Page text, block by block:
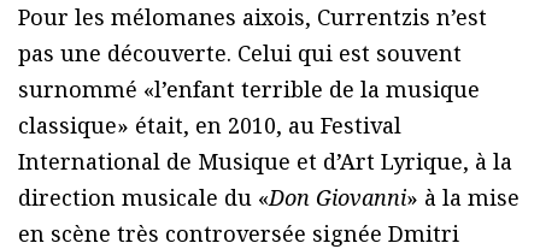
Pour les mélomanes aixois, Currentzis n’est
pas une découverte. Celui qui est souvent
surnommé «l’enfant terrible de la musique
classique» était, en 2010, au Festival
International de Musique et d’Art Lyrique, à la
direction musicale du «Don Giovanni» à la mise
en scène très controversée signée Dmitri